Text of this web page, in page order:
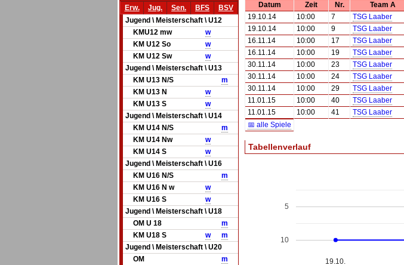
Erw.
Jug. Sen. BFS
BSV
Jugend \ Meisterschaft \ U12
KMU12 mw
w
KM U12 So
w
KM U12 Sw
w
Jugend \ Meisterschaft \ U13
KM U13 N/S
m
KM U13 N
w
KM U13 S
w
Jugend \ Meisterschaft \ U14
KM U14 N/S
m
KM U14 Nw
w
KM U14 S
w
Jugend \ Meisterschaft \ U16
KM U16 N/S
m
KM U16 N w
w
KM U16 S
w
Jugend \ Meisterschaft \ U18
OM U 18
m
KM U18 S
w
m
Jugend \ Meisterschaft \ U20
OM
m
Datum Zeit Nr. Team A
19.10.14
10:00 7 TSG Laaber
19.10.14
10:00 9 TSG Laaber
16.11.14
10:00 17 TSG Laaber
16.11.14
10:00 19 TSG Laaber
30.11.14
10:00 23 TSG Laaber
30.11.14
10:00 24 TSG Laaber
30.11.14
10:00 29 TSG Laaber
11.01.15
10:00 40 TSG Laaber
11.01.15
10:00 41 TSG Laaber
📅 alle Spiele
Tabellenverlauf
19.10.
5
10